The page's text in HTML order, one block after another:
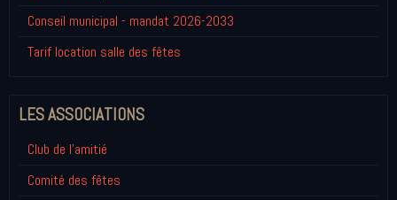
Conseil municipal - mandat 2026-2033
Tarif location salle des fêtes
LES ASSOCIATIONS
Club de l'amitié
Comité des fêtes